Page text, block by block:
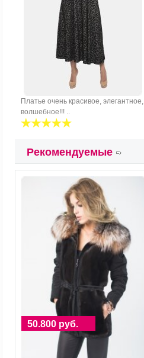
Платье очень красивое, элегантное,
волшебное!!! ..
Рекомендуемые
50.800 руб.